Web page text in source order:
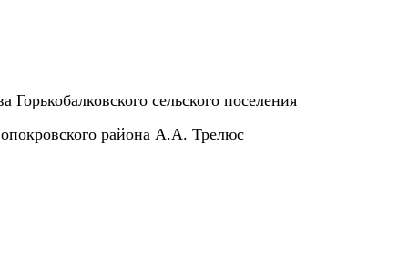
Горькобалковского сельского поселения
района А.А. Трелюс